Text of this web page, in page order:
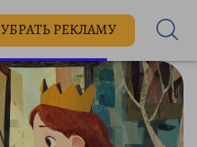
УБРАТЬ РЕКЛАМУ